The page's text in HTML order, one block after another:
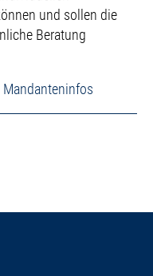
und sollen die
Beratung
Mandanteninfos